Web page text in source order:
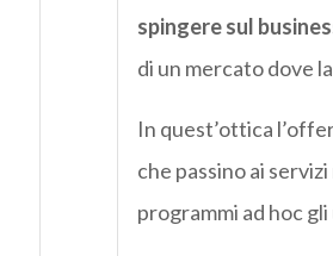
spingere sul
di un mercato dove
In quest’ottica
che passino ai
programmi ad hoc